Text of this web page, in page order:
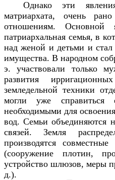
Однако эти
матриархата, очень
отношениям. Основной
патриархальная семья, в
над женой и детьми и стал
имущества. В народном
э. участвовали только
развития
земледельной техники
могли уже справиться
необходимыми для
вод. Семьи объединяются
связей. Земля
производятся
(сооружение плотин,
устройство шлюзов, меры
д.).